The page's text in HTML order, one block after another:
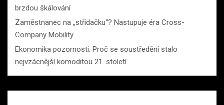
brzdou škálování
Zaměstnanec na „střídačku“? Nastupuje éra Cross-
Company Mobility
Ekonomika pozornosti: Proč se soustředění stalo
nejvzácnější komoditou 21. století